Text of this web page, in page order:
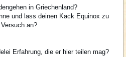
in Griechenland?
und lass deinen Kack Equinox zu
an?
Erfahrung, die er hier teilen mag?